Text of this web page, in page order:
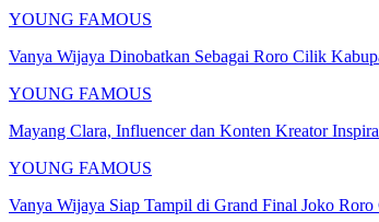
YOUNG FAMOUS
Vanya Wijaya Dinobatkan Sebagai Roro Cilik
YOUNG FAMOUS
Mayang Clara, Influencer dan Konten Kreator
YOUNG FAMOUS
Vanya Wijaya Siap Tampil di Grand Final Joko